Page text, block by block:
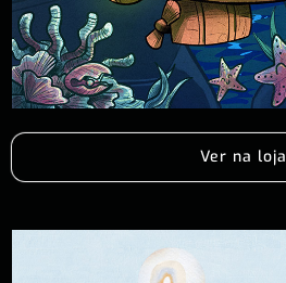
Ver na loja